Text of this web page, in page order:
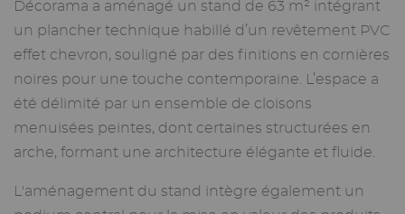
Décorama a aménagé un stand de 63 m² intégrant
un plancher technique habillé d’un revêtement PVC
effet chevron, souligné par des finitions en cornières
noires pour une touche contemporaine. L’espace a
été délimité par un ensemble de cloisons
menuisées peintes, dont certaines structurées en
arche, formant une architecture élégante et fluide.
L'aménagement du stand intègre également un